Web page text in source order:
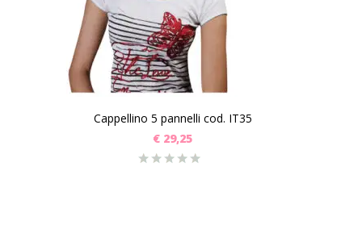
Cappellino 5 pannelli cod. IT35
€ 29,25